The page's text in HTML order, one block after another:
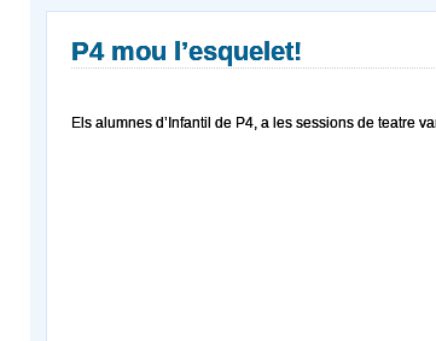
P4 mou l’esquelet!
Els alumnes d’Infantil de P4, a les sessions de teatre